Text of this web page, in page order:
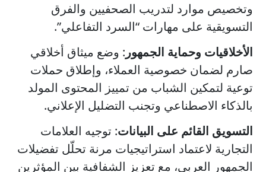
وتخصيص موارد لتدريب الصحفيين والفرق
التسويقية على مهارات “السرد التفاعلي”.
الأخلاقيات وحماية الجمهور : وضع ميثاق أخلاقي
صارم لضمان خصوصية العملاء، وإطلاق حملات
توعية لتمكين الشباب من تمييز المحتوى المولد
بالذكاء الاصطناعي وتجنب التضليل الإعلاني.
التسويق القائم على البيانات: توجيه العلامات
التجارية لاعتماد استراتيجيات مرنة تحلّل تفضيلات
الجمهور العربي، مع تعزيز الشفافية بين المؤثرين